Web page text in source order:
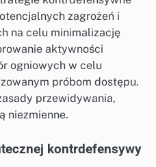
zagrożeń i
na celu minimalizację
aktywności
ogniowych w celu
próbom dostępu.
przewidywania,
niezmienne.
kontrdefensywy